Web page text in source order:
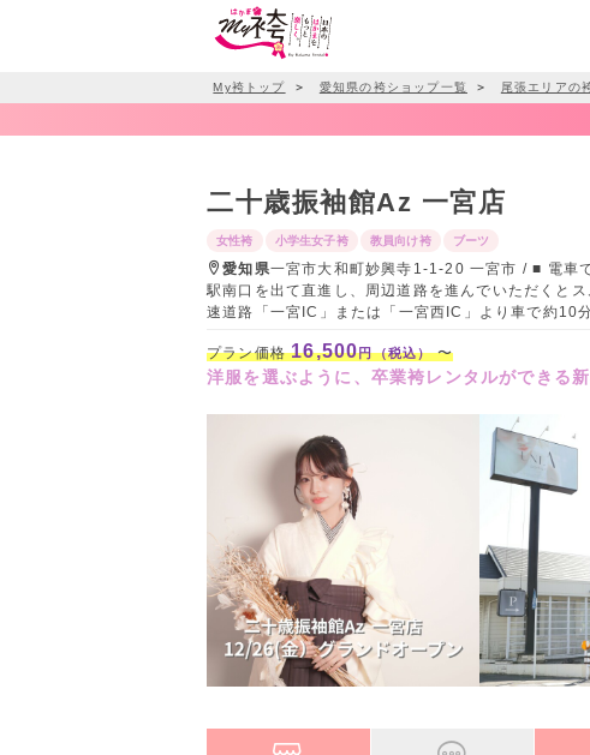
My袴トップ ＞ 愛知県の袴ショップ一覧 ＞ 尾張エリアの
二十歳振袖館Az 一宮店
女性袴 小学生女子袴 教員向け袴 ブーツ
愛知県一宮市大和町妙興寺1-1-20 一宮市 / ■ 電車
駅南口を出て直進し、周辺道路を進んでいただくと
速道路「一宮IC」または「一宮西IC」より車で約10
プラン価格16,500円（税込）〜
洋服を選ぶように、卒業袴レンタルができる